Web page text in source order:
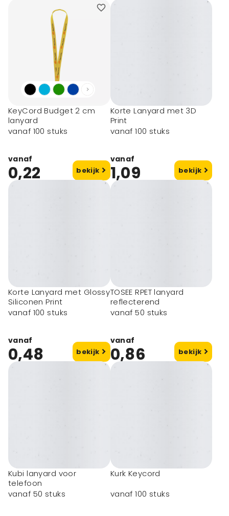
KeyCord Budget 2 cm
lanyard
vanaf 100 stuks
vanaf
0,22 bekijk
Korte Lanyard met 3D
Print
vanaf 100 stuks
vanaf
1,09 bekijk
Korte Lanyard met Glossy
Siliconen Print
vanaf 100 stuks
vanaf
0,48 bekijk
TOSEE RPET lanyard
reflecterend
vanaf 50 stuks
vanaf
0,86 bekijk
Kubi lanyard voor
telefoon
vanaf 50 stuks
Kurk Keycord
vanaf 100 stuks